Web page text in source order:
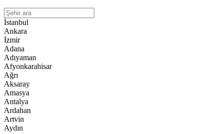
İstanbul
Ankara
İzmir
Adana
Adıyaman
Afyonkarahisar
Ağrı
Aksaray
Amasya
Antalya
Ardahan
Artvin
Aydın